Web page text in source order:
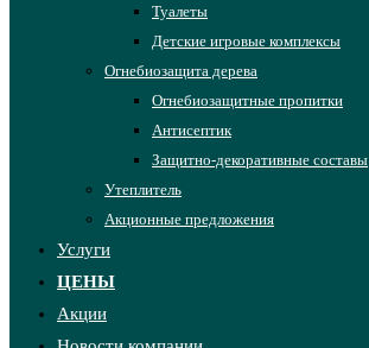
Туалеты
Детские игровые комплексы
Огнебиозащита дерева
Огнебиозащитные пропитки
Антисептик
Защитно-декоративные составы
Утеплитель
Акционные предложения
Услуги
ЦЕНЫ
Акции